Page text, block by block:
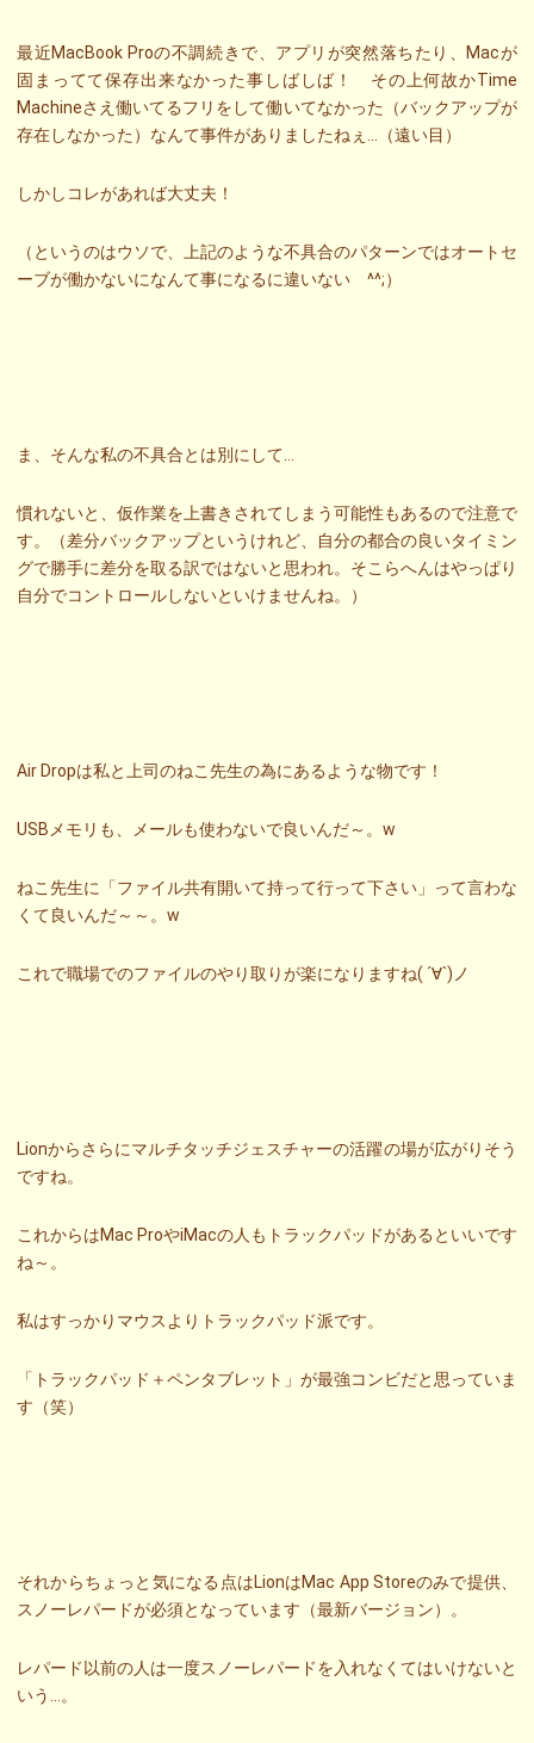
最近MacBook Proの不調続きで、アプリが突然落ちたり、Macが
固まってて保存出来なかった事しばしば！ その上何故かTime
Machineさえ働いてるフリをして働いてなかった（バックアップが
存在しなかった）なんて事件がありましたねぇ…（遠い目）
しかしコレがあれば大丈夫！
（というのはウソで、上記のような不具合のパターンではオートセ
ーブが働かないになんて事になるに違いない ^^;）
ま、そんな私の不具合とは別にして…
慣れないと、仮作業を上書きされてしまう可能性もあるので注意で
す。（差分バックアップというけれど、自分の都合の良いタイミン
グで勝手に差分を取る訳ではないと思われ。そこらへんはやっぱり
自分でコントロールしないといけませんね。）
Air Dropは私と上司のねこ先生の為にあるような物です！
USBメモリも、メールも使わないで良いんだ～。w
ねこ先生に「ファイル共有開いて持って行って下さい」って言わな
くて良いんだ～～。w
これで職場でのファイルのやり取りが楽になりますね( ´∀`)ノ
Lionからさらにマルチタッチジェスチャーの活躍の場が広がりそう
ですね。
これからはMac ProやiMacの人もトラックパッドがあるといいです
ね～。
私はすっかりマウスよりトラックパッド派です。
「トラックパッド＋ペンタブレット」が最強コンビだと思っていま
す（笑）
それからちょっと気になる点はLionはMac App Storeのみで提供、
スノーレパードが必須となっています（最新バージョン）。
レパード以前の人は一度スノーレパードを入れなくてはいけないと
いう…。